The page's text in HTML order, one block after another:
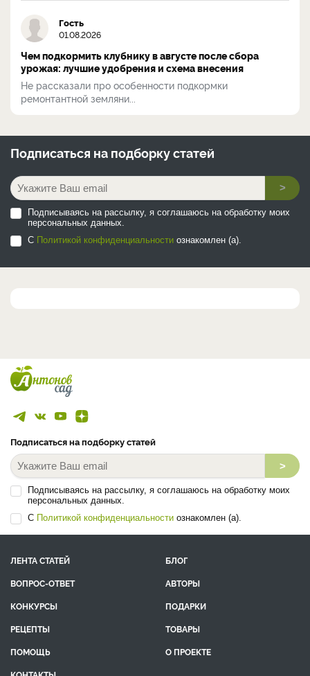
Гость
01.08.2026
Чем подкормить клубнику в августе после сбора
урожая: лучшие удобрения и схема внесения
Не рассказали про особенности подкормки
ремонтантной земляни...
Подписаться на подборку статей
>
Подписываясь на рассылку, я соглашаюсь на обработку моих
персональных данных.
С Политикой конфиденциальности ознакомлен (а).
Подписаться на подборку статей
>
Подписываясь на рассылку, я соглашаюсь на обработку моих
персональных данных.
С Политикой конфиденциальности ознакомлен (а).
ЛЕНТА СТАТЕЙ
БЛОГ
ВОПРОС-ОТВЕТ
АВТОРЫ
КОНКУРСЫ
ПОДАРКИ
РЕЦЕПТЫ
ТОВАРЫ
ПОМОЩЬ
О ПРОЕКТЕ